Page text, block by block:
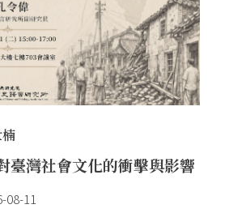
臺灣社會文化的衝擊與影響
08-11